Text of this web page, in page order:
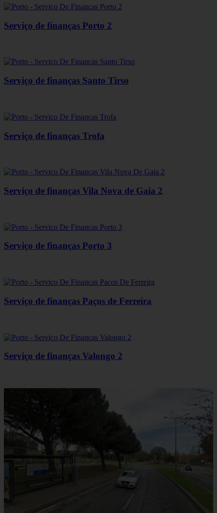
Serviço de finanças Porto 2
Serviço de finanças Santo Tirso
Serviço de finanças Trofa
Serviço de finanças Vila Nova de Gaia 2
Serviço de finanças Porto 3
Serviço de finanças Paços de Ferreira
Serviço de finanças Valongo 2